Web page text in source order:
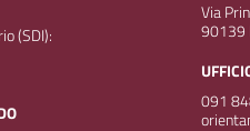
(SDI):
Via
90139
091